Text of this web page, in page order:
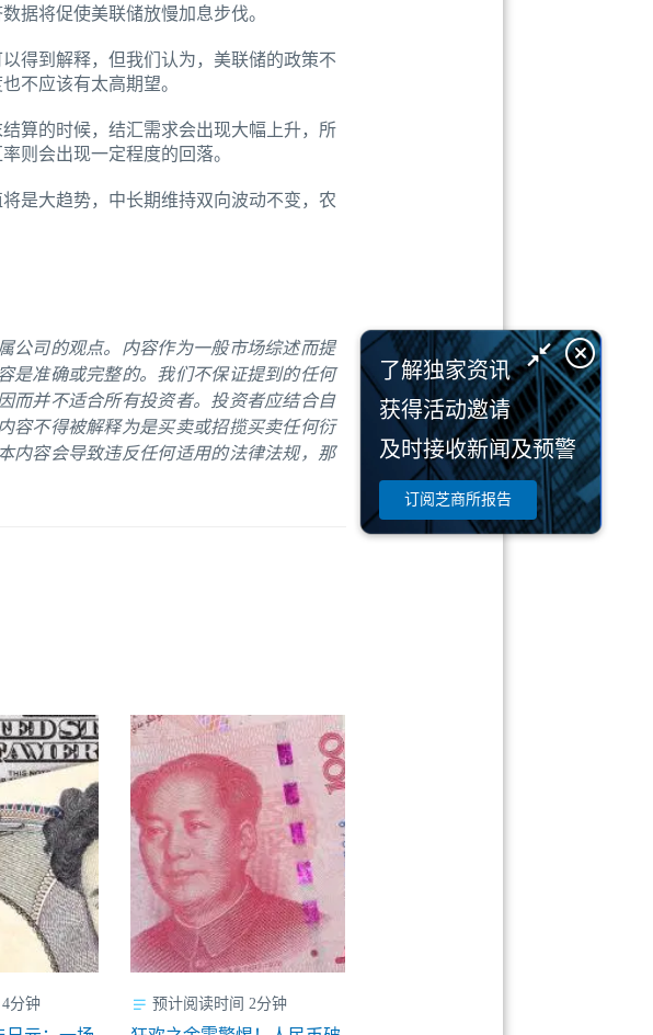
据将促使美联储放慢加息步伐。
得到解释，但我们认为，美联储的政策不
不应该有太高期望。
算的时候，结汇需求会出现大幅上升，所
则会出现一定程度的回落。
是大趋势，中长期维持双向波动不变，农
公司的观点。内容作为一般市场综述而提
是准确或完整的。我们不保证提到的任何
而并不适合所有投资者。投资者应结合自
容不得被解释为是买卖或招揽买卖任何衍
内容会导致违反任何适用的法律法规，那
分钟 预计阅读时间 2分钟
了解独家资讯
获得活动邀请
及时接收新闻及预警
订阅芝商所报告